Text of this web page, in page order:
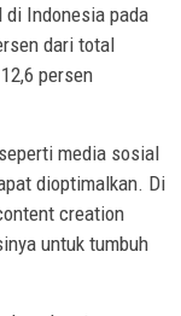
di Indonesia pada
dari total
persen
media sosial
dioptimalkan. Di
creation
untuk tumbuh